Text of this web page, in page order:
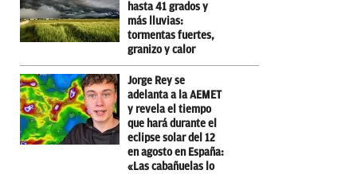
hasta 41 grados y
más lluvias:
tormentas fuertes,
granizo y calor
Jorge Rey se
adelanta a la AEMET
y revela el tiempo
que hará durante el
eclipse solar del 12
en agosto en España:
«Las cabañuelas lo